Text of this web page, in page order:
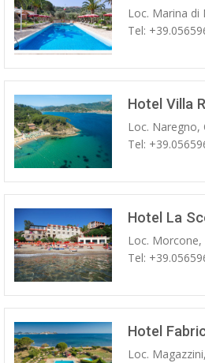
Loc. Marina di
Tel:
Hotel Villa
Loc. Naregno,
Tel:
Hotel La
Loc. Morcone,
Tel:
Hotel
Loc.